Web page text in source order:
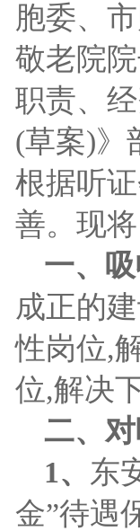
胞委、
敬老院
职责、
(草案)》
根据听
善。现
一、
成正的
性岗位,
位,解决
二、
1、 东
金”待遇